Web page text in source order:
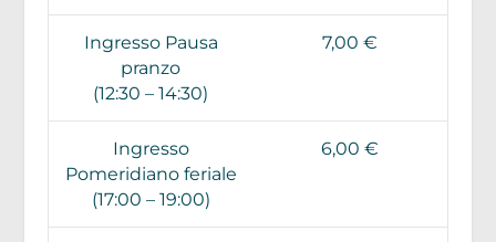
Ingresso Pausa
pranzo
(12:30 – 14:30)
7,00 €
Ingresso
Pomeridiano feriale
(17:00 – 19:00)
6,00 €